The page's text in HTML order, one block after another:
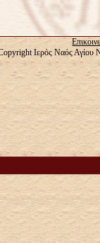
Ιερός Ναός Αγίου